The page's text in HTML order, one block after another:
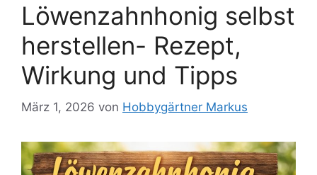
Löwenzahnhonig selbst
herstellen- Rezept,
Wirkung und Tipps
März 1, 2026 von Hobbygärtner Markus